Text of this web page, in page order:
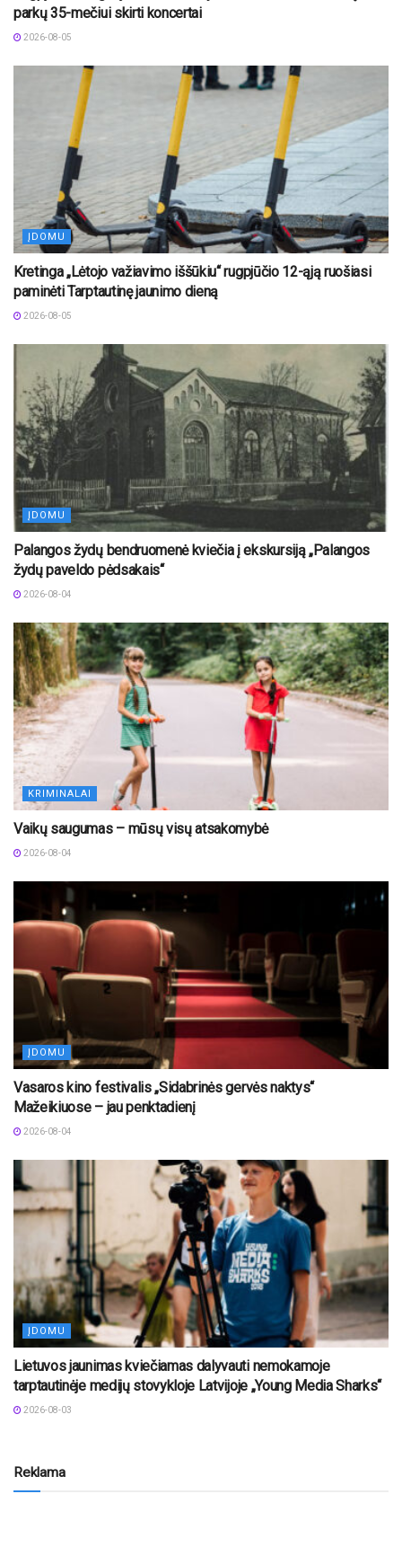
parkų 35-mečiui skirti koncertai
2026-08-05
ĮDOMU
Kretinga „Lėtojo važiavimo iššūkiu“ rugpjūčio 12-ąją ruošiasi
paminėti Tarptautinę jaunimo dieną
2026-08-05
ĮDOMU
Palangos žydų bendruomenė kviečia į ekskursiją „Palangos
žydų paveldo pėdsakais“
2026-08-04
KRIMINALAI
Vaikų saugumas – mūsų visų atsakomybė
2026-08-04
ĮDOMU
Vasaros kino festivalis „Sidabrinės gervės naktys“
Mažeikiuose – jau penktadienį
2026-08-04
ĮDOMU
Lietuvos jaunimas kviečiamas dalyvauti nemokamoje
tarptautinėje medijų stovykloje Latvijoje „Young Media Sharks“
2026-08-03
Reklama